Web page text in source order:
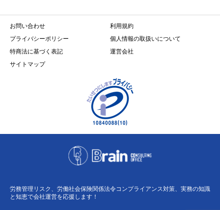
お問い合わせ
利用規約
プライバシーポリシー
個人情報の取扱いについて
特商法に基づく表記
運営会社
サイトマップ
労務管理リスク、労働社会保険関係法令コンプライアンス対策、実務の知識
と知恵で会社運営を応援します！